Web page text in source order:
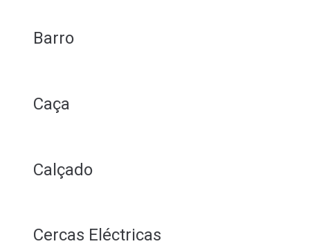
Barro
Caça
Calçado
Cercas Eléctricas